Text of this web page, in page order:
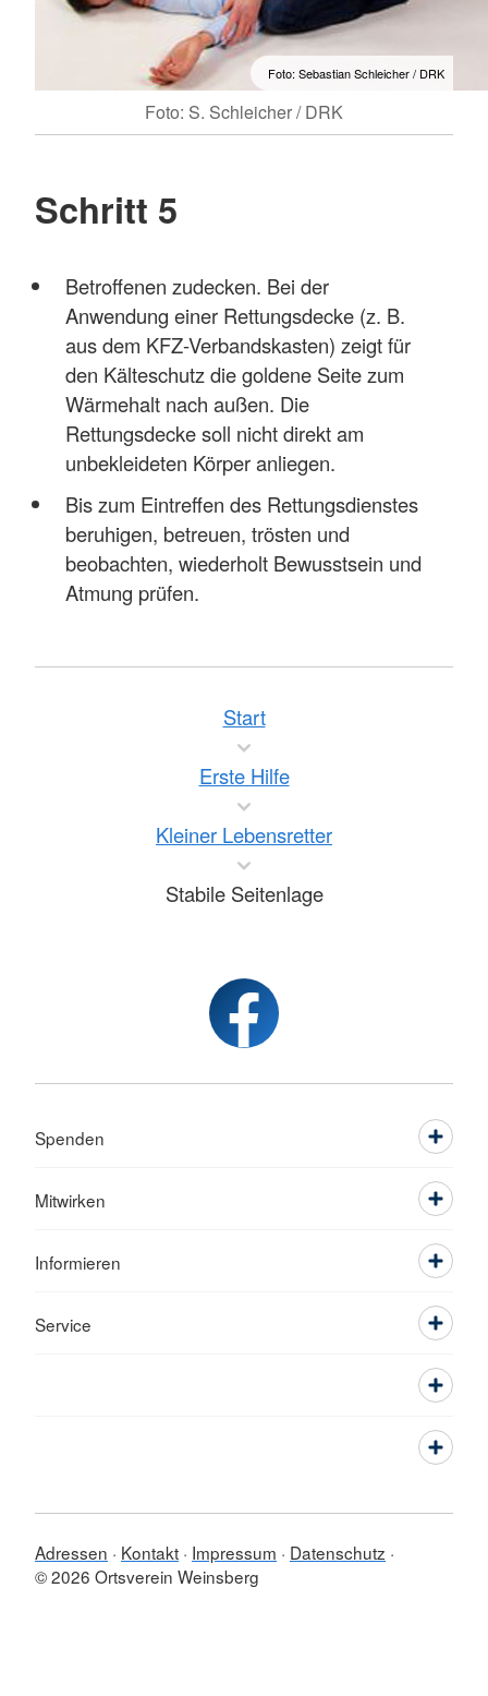
Foto: Sebastian Schleicher / DRK
Foto: S. Schleicher / DRK
Schritt 5
Betroffenen zudecken. Bei der
Anwendung einer Rettungsdecke (z. B.
aus dem KFZ-Verbandskasten) zeigt für
den Kälteschutz die goldene Seite zum
Wärmehalt nach außen. Die
Rettungsdecke soll nicht direkt am
unbekleideten Körper anliegen.
Bis zum Eintreffen des Rettungsdienstes
beruhigen, betreuen, trösten und
beobachten, wiederholt Bewusstsein und
Atmung prüfen.
Start
Erste Hilfe
Kleiner Lebensretter
Stabile Seitenlage
Spenden
Mitwirken
Informieren
Service
Adressen Kontakt Impressum
Datenschutz
© 2026 Ortsverein Weinsberg